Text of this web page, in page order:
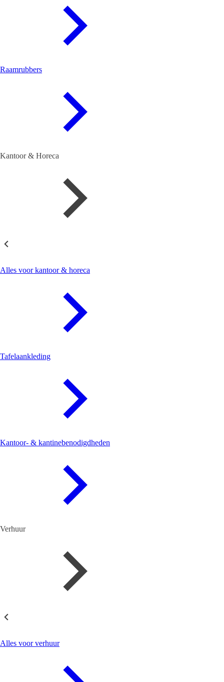
Raamrubbers
Kantoor & Horeca
Alles voor kantoor & horeca
Tafelaankleding
Kantoor- & kantinebenodigdheden
Verhuur
Alles voor verhuur